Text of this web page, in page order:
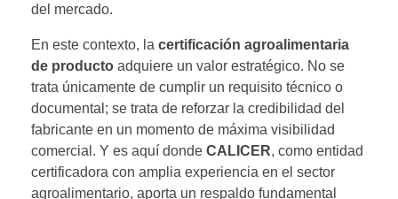
del mercado.
En este contexto, la certificación agroalimentaria
de producto adquiere un valor estratégico. No se
trata únicamente de cumplir un requisito técnico o
documental; se trata de reforzar la credibilidad del
fabricante en un momento de máxima visibilidad
comercial. Y es aquí donde CALICER, como entidad
certificadora con amplia experiencia en el sector
agroalimentario, aporta un respaldo fundamental